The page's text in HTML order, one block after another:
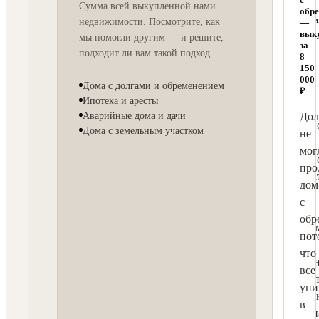
Сумма всей выкупленной нами
недвижимости. Посмотрите, как
мы помогли другим — и решите,
подходит ли вам такой подход.
Дома с долгами и обременением
Ипотека и аресты
Аварийные дома и дачи
Дома с земельным участком
выкуп
400
000
дом
—
за
8
150
000
₽
не
дом
с
что
все
в